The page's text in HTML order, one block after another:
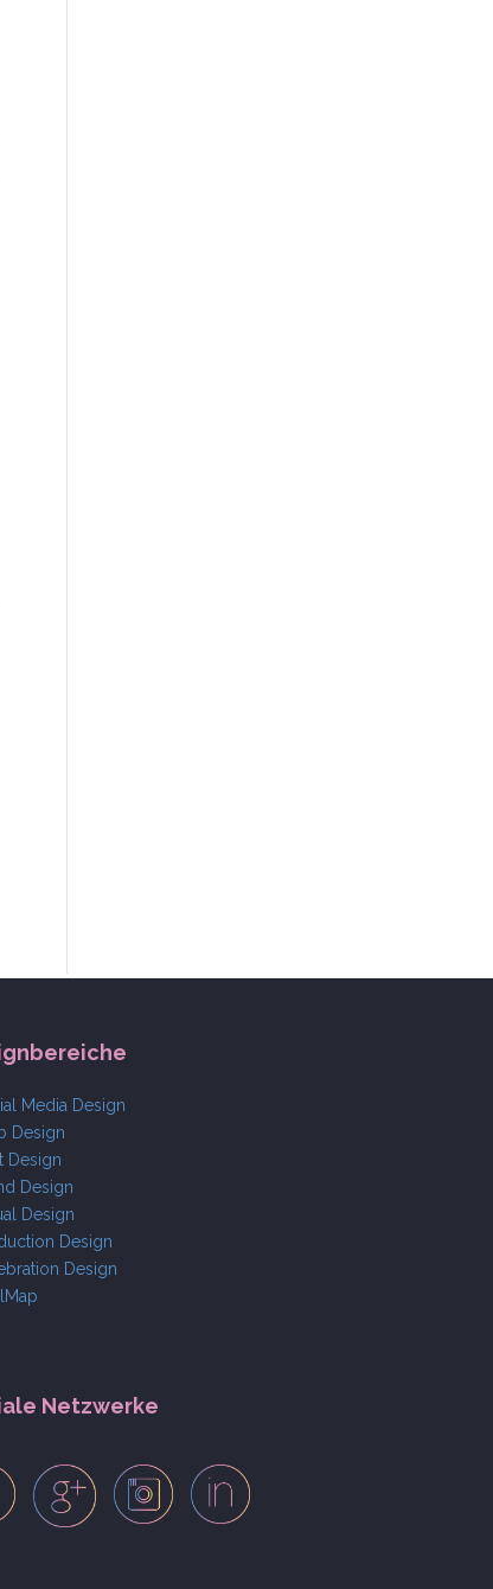
Media Design
Design
Design
Design
Design
Design
Design
Netzwerke